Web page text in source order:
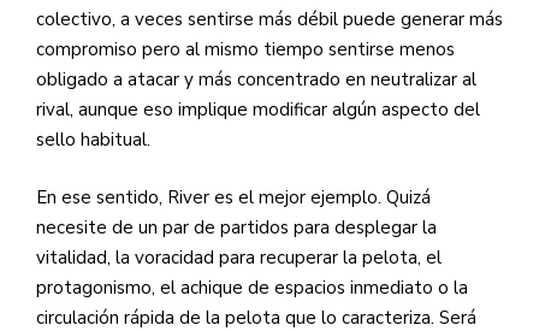
colectivo, a veces sentirse más débil puede generar más
compromiso pero al mismo tiempo sentirse menos
obligado a atacar y más concentrado en neutralizar al
rival, aunque eso implique modificar algún aspecto del
sello habitual.
En ese sentido, River es el mejor ejemplo. Quizá
necesite de un par de partidos para desplegar la
vitalidad, la voracidad para recuperar la pelota, el
protagonismo, el achique de espacios inmediato o la
circulación rápida de la pelota que lo caracteriza. Será